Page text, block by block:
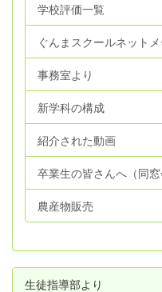
学校評価一覧
ぐんまスクールネット
事務室より
新学科の構成
紹介された動画
卒業生の皆さんへ（同窓
農産物販売
生徒指導部より